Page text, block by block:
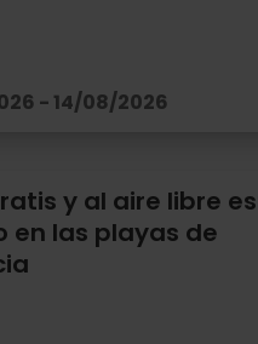
- 14/08/2026
y al aire libre
en las playas de